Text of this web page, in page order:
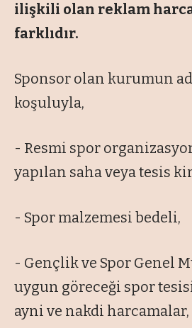
ilişkili olan reklam
farklıdır.
Sponsor olan kurumun
koşuluyla,
- Resmi spor
yapılan saha veya tesis
- Spor malzemesi bedeli,
- Gençlik ve Spor Genel
uygun göreceği spor
ayni ve nakdi harcamalar,